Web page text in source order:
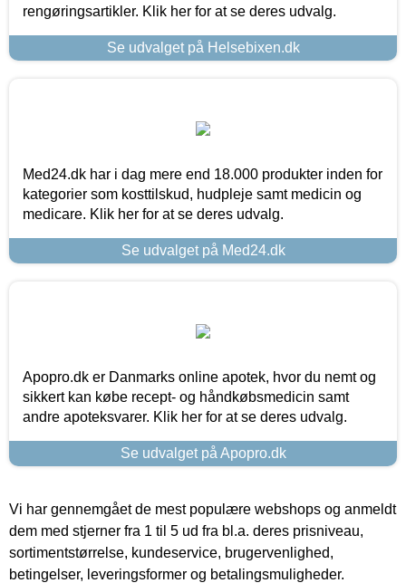
rengøringsartikler. Klik her for at se deres udvalg.
Se udvalget på Helsebixen.dk
Med24.dk har i dag mere end 18.000 produkter inden for
kategorier som kosttilskud, hudpleje samt medicin og
medicare. Klik her for at se deres udvalg.
Se udvalget på Med24.dk
Apopro.dk er Danmarks online apotek, hvor du nemt og
sikkert kan købe recept- og håndkøbsmedicin samt
andre apoteksvarer. Klik her for at se deres udvalg.
Se udvalget på Apopro.dk
Vi har gennemgået de mest populære webshops og anmeldt
dem med stjerner fra 1 til 5 ud fra bl.a. deres prisniveau,
sortimentstørrelse, kundeservice, brugervenlighed,
betingelser, leveringsformer og betalingsmuligheder.